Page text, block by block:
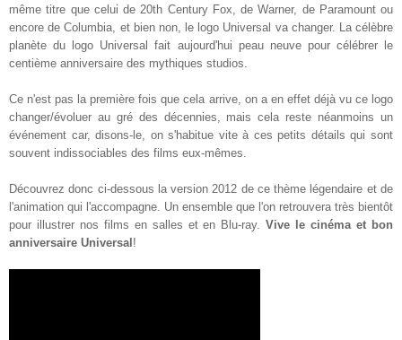
même titre que celui de 20th Century Fox, de Warner, de Paramount ou
encore de Columbia, et bien non, le logo Universal va changer. La célèbre
planète du logo Universal fait aujourd'hui peau neuve pour célébrer le
centième anniversaire des mythiques studios.
Ce n'est pas la première fois que cela arrive, on a en effet déjà vu ce logo
changer/évoluer au gré des décennies, mais cela reste néanmoins un
événement car, disons-le, on s'habitue vite à ces petits détails qui sont
souvent indissociables des films eux-mêmes.
Découvrez donc ci-dessous la version 2012 de ce thème légendaire et de
l'animation qui l'accompagne. Un ensemble que l'on retrouvera très bientôt
pour illustrer nos films en salles et en Blu-ray.Vive le cinéma et bon
anniversaire Universal !